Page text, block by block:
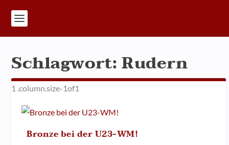
Schlagwort:Rudern
Bronze bei der U23-WM!